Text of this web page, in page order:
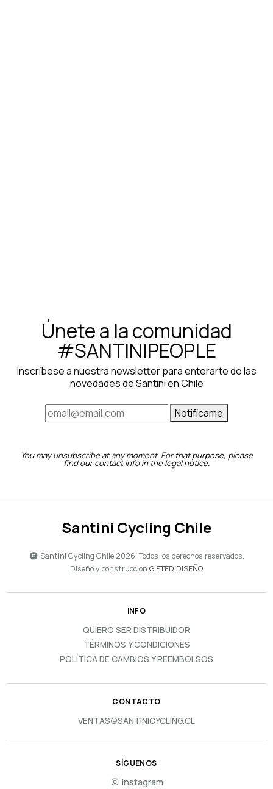
Únete a la comunidad
#SANTINIPEOPLE
Inscríbese a nuestra newsletter para enterarte de las
novedades de Santini en Chile
Notifícame
You may unsubscribe at any moment. For that purpose, please
find our contact info in the legal notice.
Santini Cycling Chile
Santini Cycling Chile 2026. Todos los derechos reservados.
Diseño y construcción GIFTED DISEÑO
INFO
QUIERO SER DISTRIBUIDOR
TÉRMINOS Y CONDICIONES
POLÍTICA DE CAMBIOS Y REEMBOLSOS
CONTACTO
VENTAS@SANTINICYCLING.CL
SÍGUENOS
Instagram